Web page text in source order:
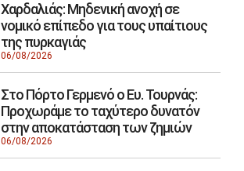
Χαρδαλιάς: Μηδενική ανοχή σε
νομικό επίπεδο για τους υπαίτιους
της πυρκαγιάς
06/08/2026
Στο Πόρτο Γερμενό ο Ευ. Τουρνάς:
Προχωράμε το ταχύτερο δυνατόν
στην αποκατάσταση των ζημιών
06/08/2026